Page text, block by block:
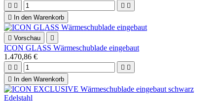
   

In den Warenkorb
 Vorschau 
ICON GLASS Wärmeschublade eingebaut
1.470,86 €
   

In den Warenkorb